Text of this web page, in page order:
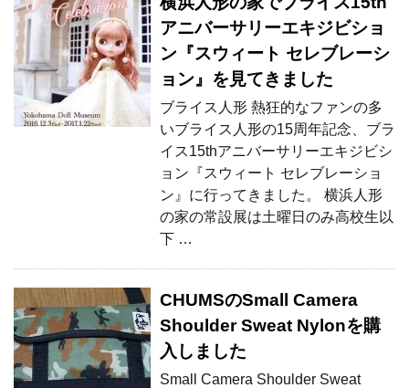
アニバーサリーエキジビショ
ン『スウィート セレブレーシ
ョン』を見てきました
ブライス人形 熱狂的なファンの多
いブライス人形の15周年記念、ブラ
イス15thアニバーサリーエキジビシ
ョン『スウィート セレブレーショ
ン』に行ってきました。 横浜人形
の家の常設展は土曜日のみ高校生以
下 …
CHUMSのSmall Camera
Shoulder Sweat Nylonを購
入しました
Small Camera Shoulder Sweat